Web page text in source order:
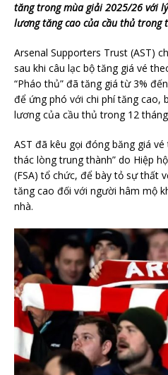
tăng trong mùa giải 2025/26 với
lương tăng cao của cầu thủ trong
Arsenal Supporters Trust (AST)
sau khi câu lạc bộ tăng giá vé
“Pháo thủ” đã tăng giá từ 3%
để ứng phó với chi phí tăng cao,
lương của cầu thủ trong 12
AST đã kêu gọi đóng băng giá
thác lòng trung thành” do Hiệp
(FSA) tổ chức, để bày tỏ sự thất
tăng cao đối với người hâm mộ
nhà.